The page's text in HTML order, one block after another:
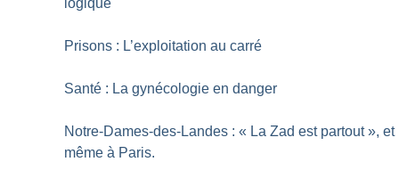
Prisons : L’exploitation au carré
Santé : La gynécologie en danger
Notre-Dames-des-Landes : « La Zad est partout », et
même à Paris.